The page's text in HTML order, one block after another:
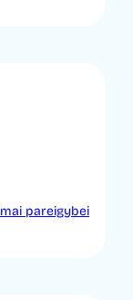
pareigybei